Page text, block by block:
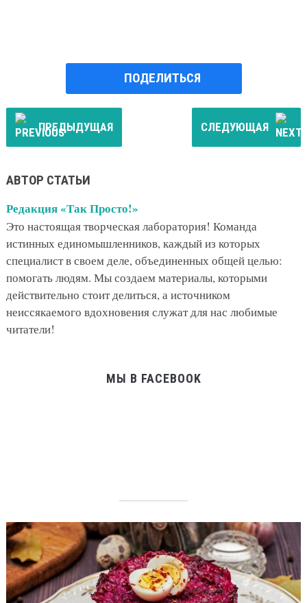
ПОДЕЛИТЬСЯ
ПРЕДЫДУЩАЯ СЛЕДУЮЩАЯ
АВТОР СТАТЬИ
Редакция «Так Просто!»
Это настоящая творческая лаборатория! Команда
истинных единомышленников, каждый из которых
специалист в своем деле, объединенных общей целью:
помогать людям. Мы создаем материалы, которыми
действительно стоит делиться, а источником
неиссякаемого вдохновения служат для нас любимые
читатели!
МЫ В FACEBOOK